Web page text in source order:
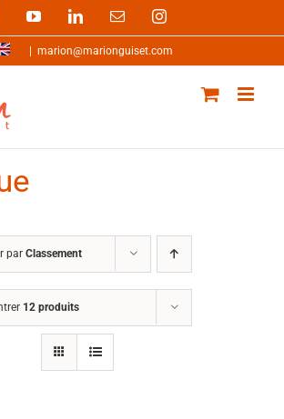
FacebookYouTubeLinkedInEmail Instagram
marion@marionguiset.com
par Classement
12 produits